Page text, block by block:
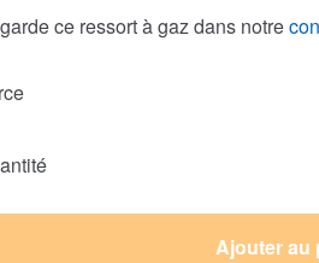
ce ressort à gaz dans notre
Ajouter au